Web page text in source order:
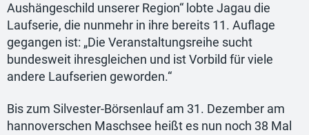
Aushängeschild unserer Region“ lobte Jagau die
Laufserie, die nunmehr in ihre bereits 11. Auflage
gegangen ist: „Die Veranstaltungsreihe sucht
bundesweit ihresgleichen und ist Vorbild für viele
andere Laufserien geworden.“
Bis zum Silvester-Börsenlauf am 31. Dezember am
hannoverschen Maschsee heißt es nun noch 38 Mal